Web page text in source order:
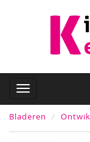
Bladeren